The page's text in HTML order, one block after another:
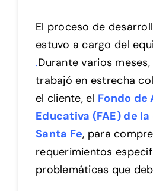
El proceso de
estuvo a cargo del
.Durante varios
trabajó en estrecha
el cliente,el Fondo de
Educativa (FAE) de
Santa Fe, para
requerimientos
problemáticas que